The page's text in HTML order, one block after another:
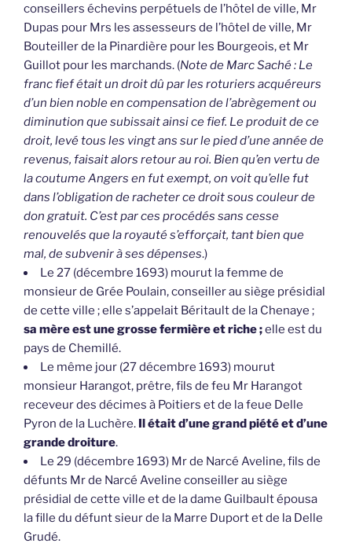
conseillers échevins perpétuels de l’hôtel de ville, Mr
Dupas pour Mrs les assesseurs de l’hôtel de ville, Mr
Bouteiller de la Pinardière pour les Bourgeois, et Mr
Guillot pour les marchands. (Note de Marc Saché : Le
franc fief était un droit dû par les roturiers acquéreurs
d’un bien noble en compensation de l’abrègement ou
diminution que subissait ainsi ce fief. Le produit de ce
droit, levé tous les vingt ans sur le pied d’une année de
revenus, faisait alors retour au roi. Bien qu’en vertu de
la coutume Angers en fut exempt, on voit qu’elle fut
dans l’obligation de racheter ce droit sous couleur de
don gratuit. C’est par ces procédés sans cesse
renouvelés que la royauté s’efforçait, tant bien que
mal, de subvenir à ses dépenses.)
Le 27 (décembre 1693) mourut la femme de
monsieur de Grée Poulain, conseiller au siège présidial
de cette ville ; elle s’appelait Béritault de la Chenaye ;
sa mère est une grosse fermière et riche ;elle est du
pays de Chemillé.
Le même jour (27 décembre 1693) mourut
monsieur Harangot, prêtre, fils de feu Mr Harangot
receveur des décimes à Poitiers et de la feue Delle
Pyron de la Luchère. Il était d’une grand piété et d’une
grande droiture.
Le 29 (décembre 1693) Mr de Narcé Aveline, fils de
défunts Mr de Narcé Aveline conseiller au siège
présidial de cette ville et de la dame Guilbault épousa
la fille du défunt sieur de la Marre Duport et de la Delle
Grudé.